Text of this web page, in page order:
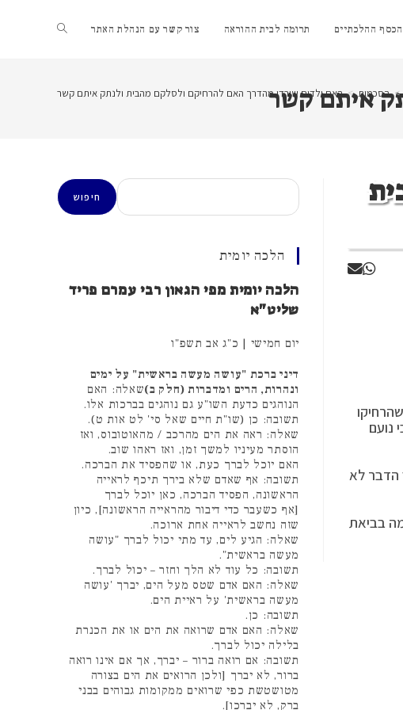
ההלכתיים תרומה לבית ההוראה צור קשר עם הנהלת האתר Toggle
website איתם קשר > הסכמות > האם ילדים שירדו מהדרך האם להרחיקם ולסלקם מהבית ולנתק איתם קשר
נועם
הדבר לא
בביאת
חיפוש
חיפוש
הלכה יומית
הלכה יומית מפי הגאון רבי עמרם פריד
שליט"א
יום חמישי | כ"ג אב תשפ"ו
דיני ברכת "עושה מעשה בראשית" על ימים
ונהרות, הרים ומדברות (חלק ב)שאלה: האם
הנוהגים כדעת השו"ע גם נוהגים בברכות אלו.
תשובה: כן (שו"ת חיים שאל סי' לט אות ט).
שאלה: ראה את הים מהרכב / מהאוטובוס, ואז
הוסתר מעיניו למשך זמן, ואז ראהו שוב.
האם יוכל לברך כעת, או שהפסיד את הברכה.
תשובה: אף שאדם שלא בירך תיכף לראייה
הראשונה, הפסיד הברכה, כאן יוכל לברך
[אף כשעבר כדי דיבור מהראייה הראשונה], כיון
שזה נחשב לראייה אחת ארוכה.
שאלה: הגיע לים, עד מתי יכול לברך "עושה
מעשה בראשית".
תשובה: כל עוד לא הלך וחזר – יכול לברך.
שאלה: האם אדם שטס מעל הים, יברך 'עושה
מעשה בראשית' על ראיית הים.
תשובה: כן.
שאלה: האם אדם שרואה את הים או את הכנרת
בלילה יכול לברך.
תשובה: אם רואה ברור – יברך, אך אם אינו רואה
ברור, לא יברך [ולכן הרואים את הים בצורה
מטושטשת כפי שרואים ממקומות גבוהים בבני
ברק, לא יברכו].